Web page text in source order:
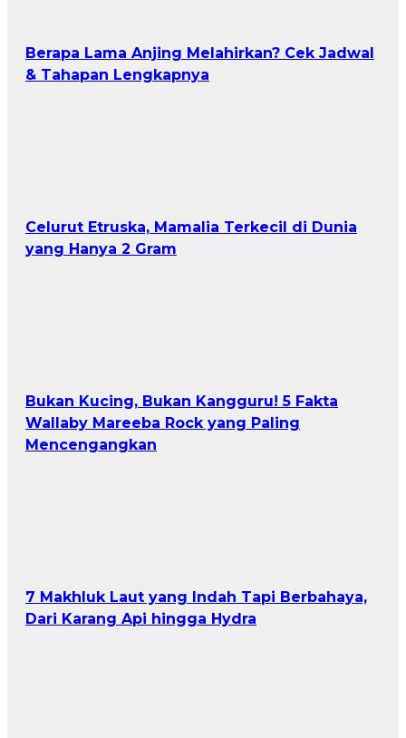
Berapa Lama Anjing Melahirkan? Cek Jadwal
& Tahapan Lengkapnya
Celurut Etruska, Mamalia Terkecil di Dunia
yang Hanya 2 Gram
Bukan Kucing, Bukan Kangguru! 5 Fakta
Wallaby Mareeba Rock yang Paling
Mencengangkan
7 Makhluk Laut yang Indah Tapi Berbahaya,
Dari Karang Api hingga Hydra